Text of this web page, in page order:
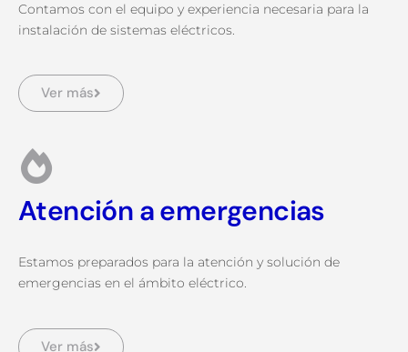
Contamos con el equipo y experiencia necesaria para la
instalación de sistemas eléctricos.
Ver más
Atención a emergencias
Estamos preparados para la atención y solución de
emergencias en el ámbito eléctrico.
Ver más